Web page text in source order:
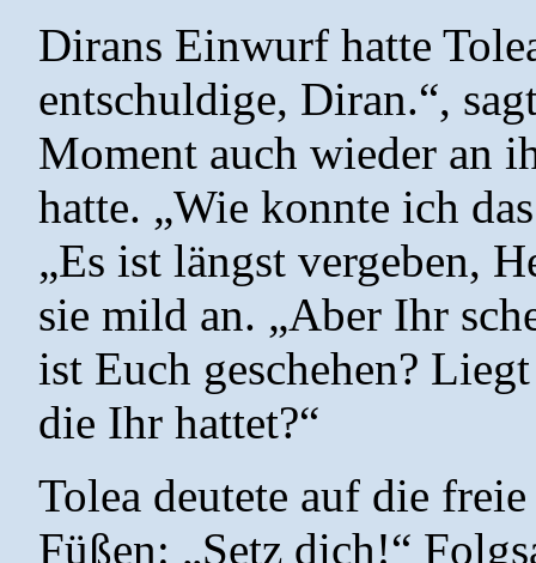
Dirans Einwurf hatte
entschuldige, Diran.“,
Moment auch wieder an
hatte. „Wie konnte ich
„Es ist längst vergeben,
sie mild an. „Aber Ihr
ist Euch geschehen?
die Ihr hattet?“
Tolea deutete auf die
Füßen: „Setz dich!“